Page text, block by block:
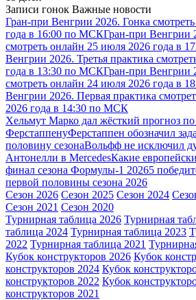
Записи гонок Важные новости
Гран-при Венгрии 2026. Гонка
года в 16:00 по МСКГран-при Венгрии
смотреть онлайн 25 июля 2026 года в
Венгрии 2026. Третья практика
года в 13:30 по МСКГран-при Венгрии
смотреть онлайн 24 июля 2026 года в
Венгрии 2026. Первая практика
2026 года в 14:30 по МСК
Хельмут Марко дал жёсткий прогноз
ФерстаппенуФерстаппен обозначил
половину сезонаВольфф не исключил
Антонелли в MercedesКакие
финал сезона Формулы-1 20265
первой половины сезона 2026
Сезон 2026 Сезон 2025 Сезон 2024
Сезон 2021 Сезон 2020
Турнирная таблица 2026 Турнирная
таблица 2024 Турнирная таблица 2023
2022 Турнирная таблица 2021
Кубок конструкторов 2026 Кубок
конструкторов 2024 Кубок
конструкторов 2022 Кубок
конструкторов 2021